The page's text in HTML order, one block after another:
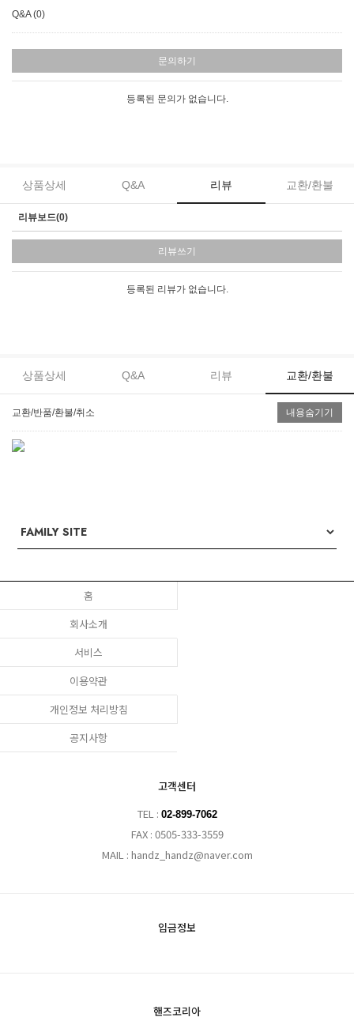
Q&A (0)
문의하기
등록된 문의가 없습니다.
상품상세 Q&A 리뷰 교환/환불
리뷰보드(0)
리뷰쓰기
등록된 리뷰가 없습니다.
상품상세 Q&A 리뷰 교환/환불
교환/반품/환불/취소 내용숨기기
홈
회사소개
서비스
이용약관
개인정보 처리방침
공지사항
고객센터
TEL : 02-899-7062
FAX : 0505-333-3559
MAIL : handz_handz@naver.com
입금정보
핸즈코리아